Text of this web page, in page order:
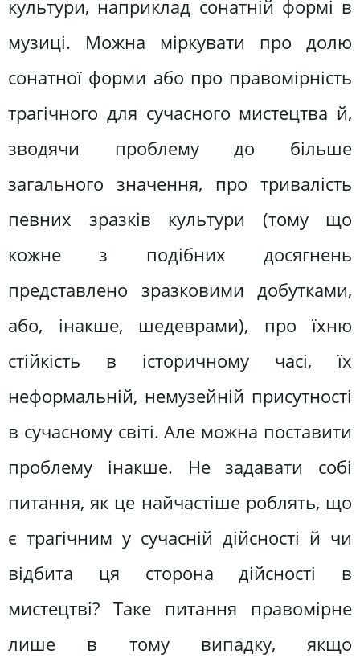
культури, наприклад сонатній формі в
музиці. Можна міркувати про долю
сонатної форми або про правомірність
трагічного для сучасного мистецтва й,
зводячи проблему до більше
загального значення, про тривалість
певних зразків культури (тому що
кожне з подібних досягнень
представлено зразковими добутками,
або, інакше, шедеврами), про їхню
стійкість в історичному часі, їх
неформальній, немузейній присутності
в сучасному світі. Але можна поставити
проблему інакше. Не задавати собі
питання, як це найчастіше роблять, що
є трагічним у сучасній дійсності й чи
відбита ця сторона дійсності в
мистецтві? Таке питання правомірне
лише в тому випадку, якщо